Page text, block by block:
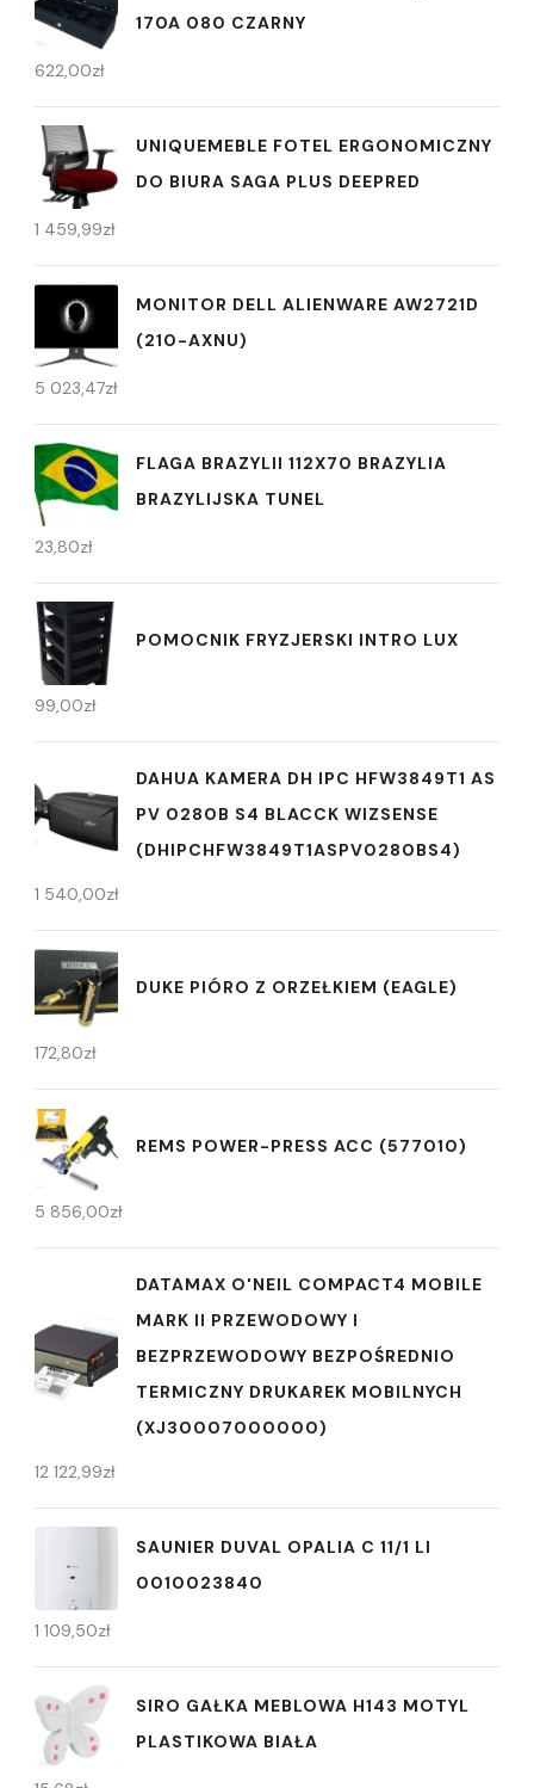
170A 080 CZARNY
622,00zł
UNIQUEMEBLE FOTEL ERGONOMICZNY
DO BIURA SAGA PLUS DEEPRED
1 459,99zł
MONITOR DELL ALIENWARE AW2721D
(210-AXNU)
5 023,47zł
FLAGA BRAZYLII 112X70 BRAZYLIA
BRAZYLIJSKA TUNEL
23,80zł
POMOCNIK FRYZJERSKI INTRO LUX
99,00zł
DAHUA KAMERA DH IPC HFW3849T1 AS
PV 0280B S4 BLACCK WIZSENSE
(DHIPCHFW3849T1ASPV0280BS4)
1 540,00zł
DUKE PIÓRO Z ORZEŁKIEM (EAGLE)
172,80zł
REMS POWER-PRESS ACC (577010)
5 856,00zł
DATAMAX O'NEIL COMPACT4 MOBILE
MARK II PRZEWODOWY I
BEZPRZEWODOWY BEZPOŚREDNIO
TERMICZNY DRUKAREK MOBILNYCH
(XJ30007000000)
12 122,99zł
SAUNIER DUVAL OPALIA C 11/1 LI
0010023840
1 109,50zł
SIRO GAŁKA MEBLOWA H143 MOTYL
PLASTIKOWA BIAŁA